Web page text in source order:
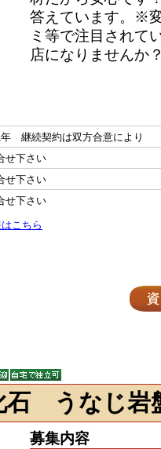
答えています。※
ミ等で注目されて
店になりませんか
継続契約は双方合意により
せ下さい
せ下さい
せ下さい
こちら
石 うなじ岩
募集内容